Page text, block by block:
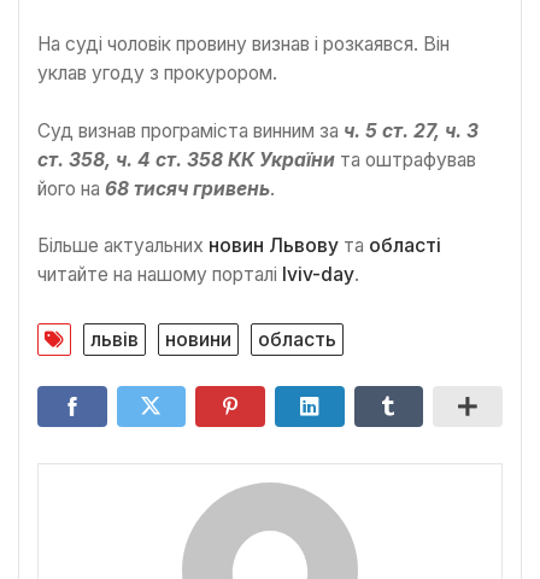
На суді чоловік провину визнав і розкаявся. Він
уклав угоду з прокурором.
Суд визнав програміста винним за ч. 5 ст. 27, ч. 3
ст. 358, ч. 4 ст. 358 КК України та оштрафував
його на 68 тисяч гривень.
Більше актуальних новин Львову та області
читайте на нашому порталі lviv-day.
львів новини область